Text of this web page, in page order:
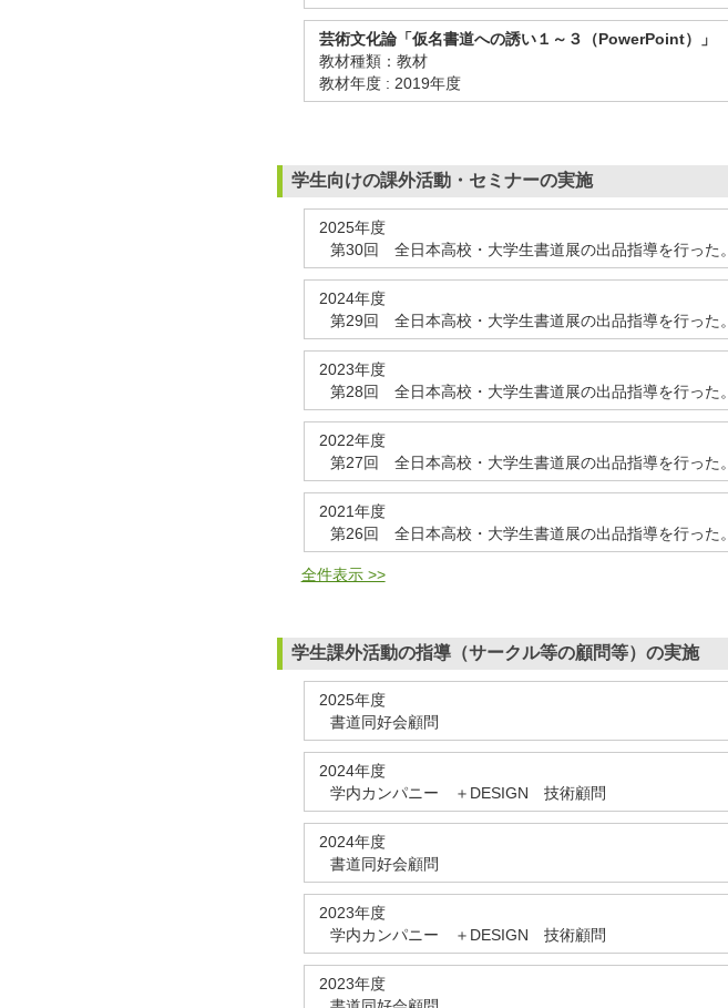
芸術文化論「仮名書道への誘い１～３（PowerPoint）」
教材種類：教材
教材年度 : 2019年度
学生向けの課外活動・セミナーの実施
2025年度
第30回 全日本高校・大学生書道展の出品指導を行った。
2024年度
第29回 全日本高校・大学生書道展の出品指導を行った。
2023年度
第28回 全日本高校・大学生書道展の出品指導を行った。
2022年度
第27回 全日本高校・大学生書道展の出品指導を行った。
2021年度
第26回 全日本高校・大学生書道展の出品指導を行った。
全件表示 >>
学生課外活動の指導（サークル等の顧問等）の実施
2025年度
書道同好会顧問
2024年度
学内カンパニー ＋DESIGN 技術顧問
2024年度
書道同好会顧問
2023年度
学内カンパニー ＋DESIGN 技術顧問
2023年度